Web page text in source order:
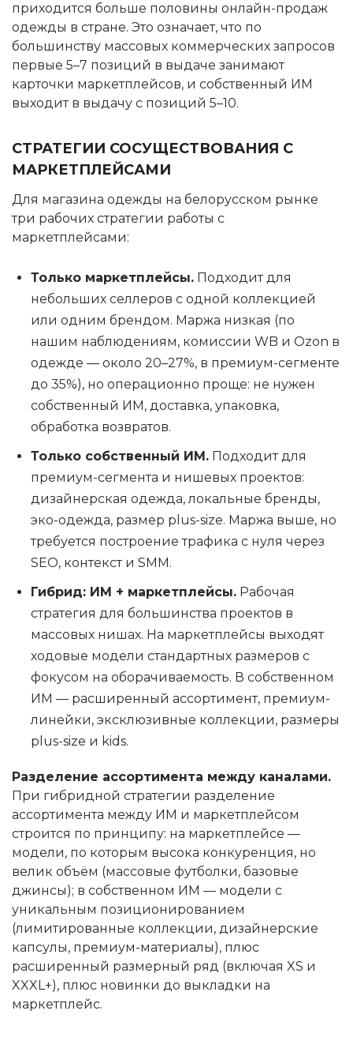
приходится больше половины онлайн-продаж
одежды в стране. Это означает, что по
большинству массовых коммерческих запросов
первые 5–7 позиций в выдаче занимают
карточки маркетплейсов, и собственный ИМ
выходит в выдачу с позиций 5–10.
СТРАТЕГИИ СОСУЩЕСТВОВАНИЯ С
МАРКЕТПЛЕЙСАМИ
Для магазина одежды на белорусском рынке
три рабочих стратегии работы с
маркетплейсами:
Только маркетплейсы. Подходит для
небольших селлеров с одной коллекцией
или одним брендом. Маржа низкая (по
нашим наблюдениям, комиссии WB и Ozon в
одежде — около 20–27%, в премиум-сегменте
до 35%), но операционно проще: не нужен
собственный ИМ, доставка, упаковка,
обработка возвратов.
Только собственный ИМ. Подходит для
премиум-сегмента и нишевых проектов:
дизайнерская одежда, локальные бренды,
эко-одежда, размер plus-size. Маржа выше, но
требуется построение трафика с нуля через
SEO, контекст и SMM.
Гибрид: ИМ + маркетплейсы. Рабочая
стратегия для большинства проектов в
массовых нишах. На маркетплейсы выходят
ходовые модели стандартных размеров с
фокусом на оборачиваемость. В собственном
ИМ — расширенный ассортимент, премиум-
линейки, эксклюзивные коллекции, размеры
plus-size и kids.
Разделение ассортимента между каналами.
При гибридной стратегии разделение
ассортимента между ИМ и маркетплейсом
строится по принципу: на маркетплейсе —
модели, по которым высока конкуренция, но
велик объём (массовые футболки, базовые
джинсы); в собственном ИМ — модели с
уникальным позиционированием
(лимитированные коллекции, дизайнерские
капсулы, премиум-материалы), плюс
расширенный размерный ряд (включая XS и
XXXL+), плюс новинки до выкладки на
маркетплейс.